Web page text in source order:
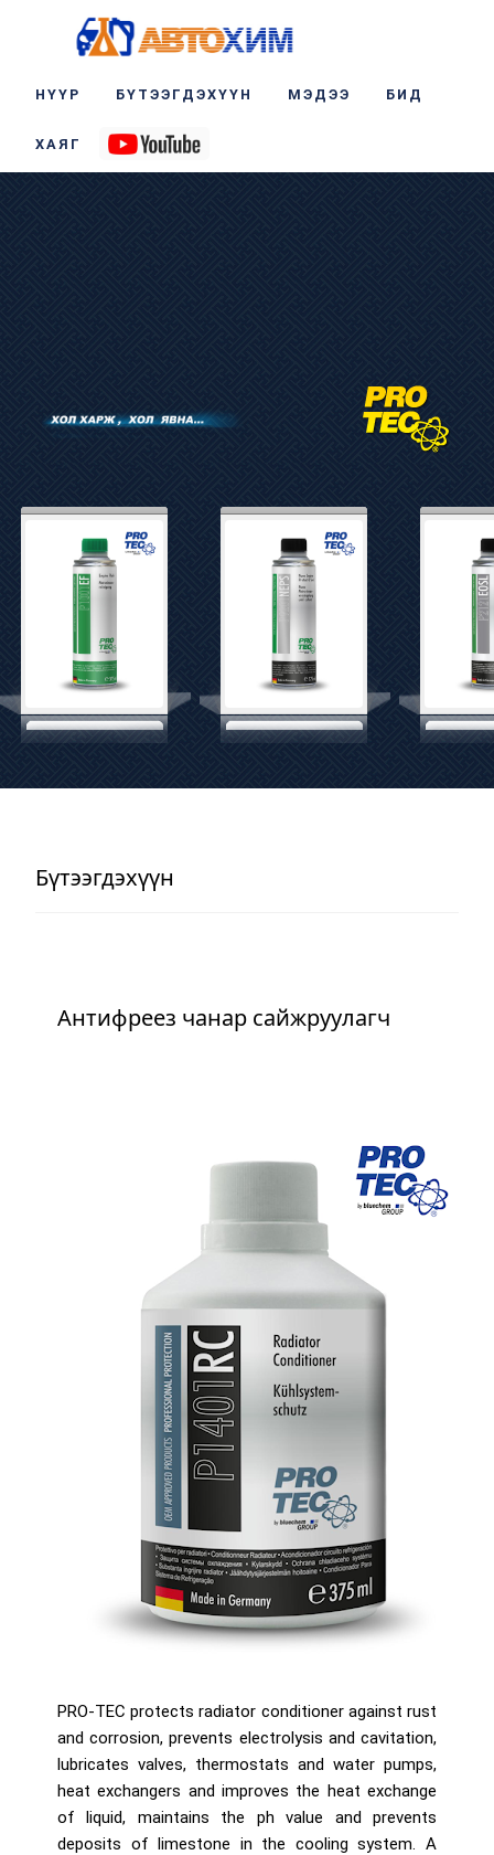
НҮҮР БҮТЭЭГДЭХҮҮН МЭДЭЭ БИД
ХАЯГ
Бүтээгдэхүүн
Антифреез чанар сайжруулагч
PRO-TEC protects radiator conditioner against rust
and corrosion, prevents electrolysis and cavitation,
lubricates valves, thermostats and water pumps,
heat exchangers and improves the heat exchange
of liquid, maintains the ph value and prevents
deposits of limestone in the cooling system. A